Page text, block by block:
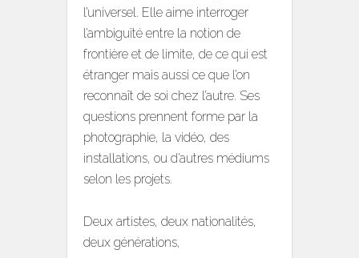
l’universel. Elle aime interroger
l’ambiguïté entre la notion de
frontière et de limite, de ce qui est
étranger mais aussi ce que l’on
reconnaît de soi chez l’autre. Ses
questions prennent forme par la
photographie, la vidéo, des
installations, ou d’autres médiums
selon les projets.
Deux artistes, deux nationalités,
deux générations,